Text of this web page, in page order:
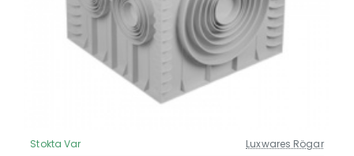
Güncel Fiyat
Stokta Var Luxwares Rögar